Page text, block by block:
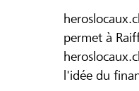
permet à
l'idée du